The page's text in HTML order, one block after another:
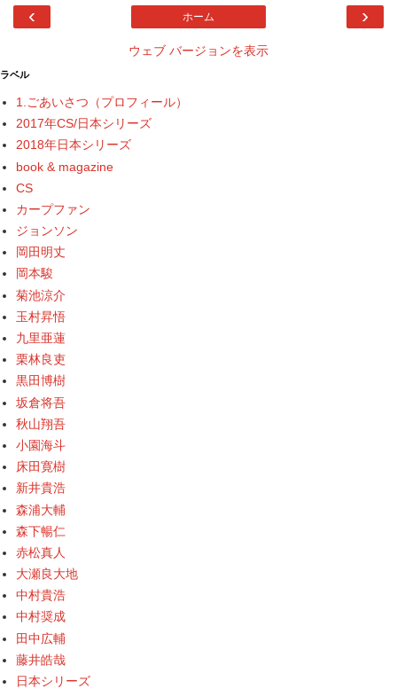
‹ ›
ホーム
ウェブ バージョンを表示
ラベル
1.ごあいさつ（プロフィール）
2017年CS/日本シリーズ
2018年日本シリーズ
book & magazine
CS
カープファン
ジョンソン
岡田明丈
岡本駿
菊池涼介
玉村昇悟
九里亜蓮
栗林良吏
黒田博樹
坂倉将吾
秋山翔吾
小園海斗
床田寛樹
新井貴浩
森浦大輔
森下暢仁
赤松真人
大瀬良大地
中村貴浩
中村奨成
田中広輔
藤井皓哉
日本シリーズ